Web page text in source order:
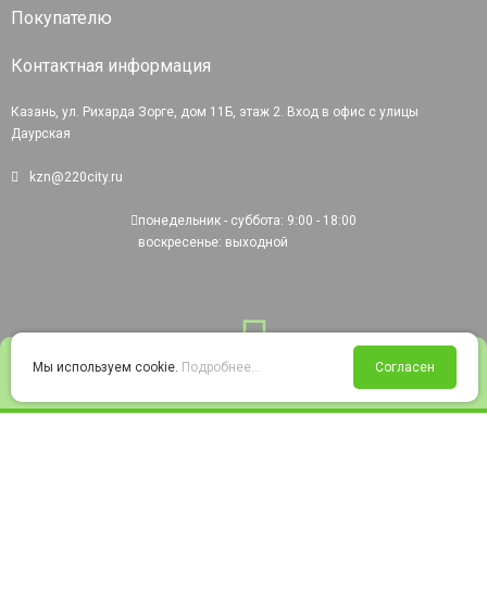
Войти Избранное Корзина
Покупателю
Контактная информация
Казань, ул. Рихарда Зорге, дом 11Б, этаж 2. Вход в офис с улицы
Даурская
kzn@220city.ru
понедельник - суббота: 9:00 - 18:00
воскресенье: выходной
Мы используем cookie. Подробнее... Согласен